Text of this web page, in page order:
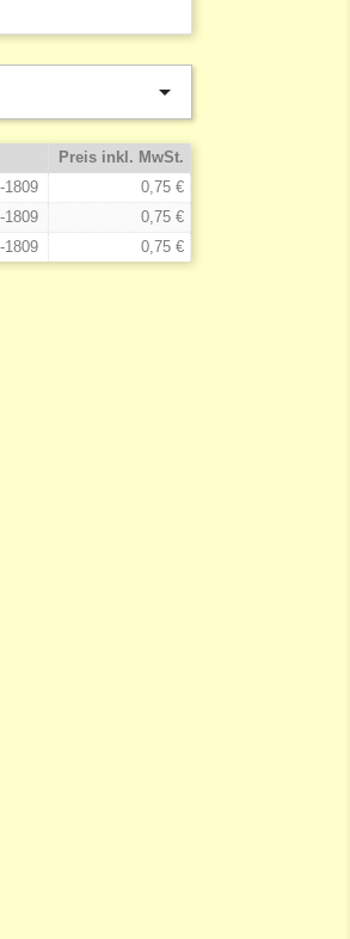

Preis inkl. MwSt.
1809
0,75 €
1809
0,75 €
1809 0,75 €